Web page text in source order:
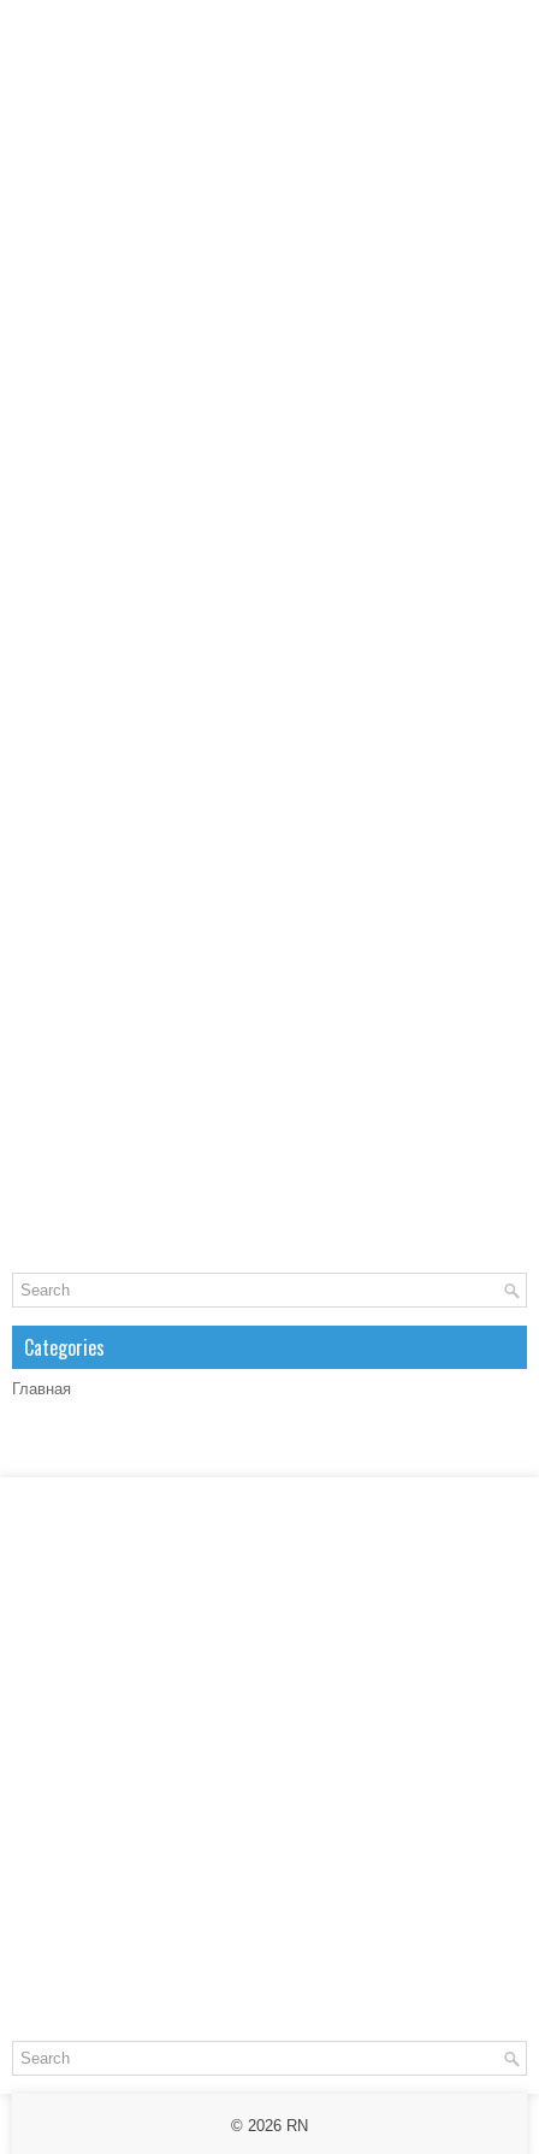
Categories
Главная
© 2026 RN